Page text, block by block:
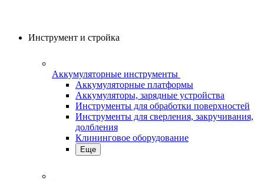
Инструмент и стройка
Аккумуляторные инструменты
Аккумуляторные платформы
Аккумуляторы, зарядные устройства
Инструменты для обработки поверхностей
Инструменты для сверления, закручивания,
долбления
Клининговое оборудование
Еще